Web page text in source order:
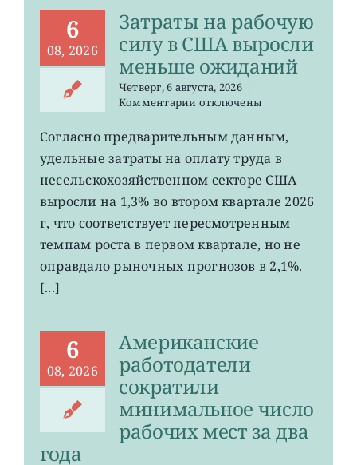
лет
6
08, 2026
Затраты на рабочую
силу в США выросли
меньше ожиданий
Четверг, 6 августа, 2026 |
Комментариик
Затраты
рабочую
силу
США
выросли
ожиданий
отключены
Согласно предварительным данным,
удельные затраты на оплату труда в
несельскохозяйственном секторе США
выросли на 1,3% во втором квартале 2026
г, что соответствует пересмотренным
темпам роста в первом квартале, но не
оправдало рыночных прогнозов в 2,1%.
[...]
6
08, 2026
Американские
работодатели
сократили
минимальное число
рабочих мест за два
года